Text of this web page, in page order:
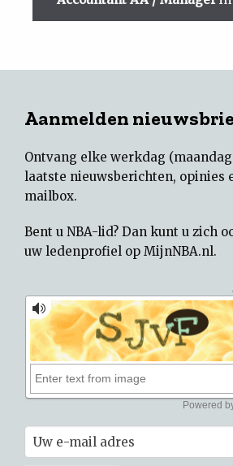
Aanmelden
Ontvang elke werkdag
laatste nieuwsberichten, opinies
mailbox.
Bent u NBA-lid? Dan kunt u zich
uw ledenprofiel op MijnNBA.nl.